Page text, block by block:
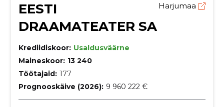
EESTI
DRAAMATEATER SA
Harjumaa
Krediidiskoor: Usaldusväärne
Maineskoor: 13 240
Töötajaid: 177
Prognooskäive (2026): 9 960 222 €